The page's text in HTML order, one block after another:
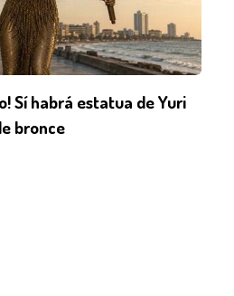
Sí habrá estatua de Yuri
bronce